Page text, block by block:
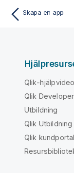
Skapa en app
Qlik-
Qlik Developer
Utbildning
Qlik Utbildning
Qlik kundportal